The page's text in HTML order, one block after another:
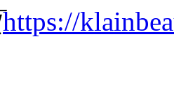
https://